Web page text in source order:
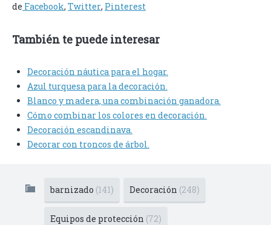
de Facebook, Twitter, Pinterest
También te puede interesar
Decoración náutica para el hogar.
Azul turquesa para la decoración.
Blanco y madera, una combinación ganadora.
Cómo combinar los colores en decoración.
Decoración escandinava.
Decorar con troncos de árbol.
barnizado (141) Decoración (248)
Equipos de protección (72)